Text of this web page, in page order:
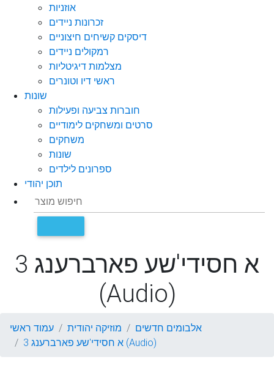
אוזניות
זכרונות ניידים
דיסקים קשיחים חיצוניים
רמקולים ניידים
מצלמות דיגיטליות
ראשי דיו וטונרים
שונות
חוברות צביעה ופעילות
סרטים ומשחקים לימודיים
משחקים
שונות
ספרונים לילדים
תוכן יהודי
א חסידי'שע פארברענג 3
(Audio)
עמוד ראשי מוזיקה יהודית
אלבומים חדשים
א חסידי'שע פארברענג 3 (Audio)